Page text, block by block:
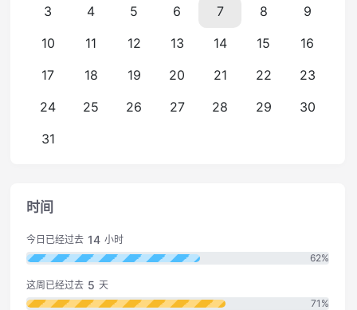
3
4 5 6 7 8
9
10
11 12 13 14 15
16
17
18 19 20 21 22
23
24
25 26 27 28 29
30
31
时间
今日已经过去 14 小时
62%
这周已经过去 5 天
71%